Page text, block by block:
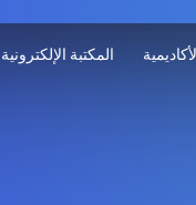
المكتبة الإلكترونية